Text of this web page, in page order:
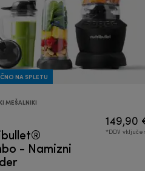
NA SPLETU
MEŠALNIKI
- Namizni
149,90
*DDV